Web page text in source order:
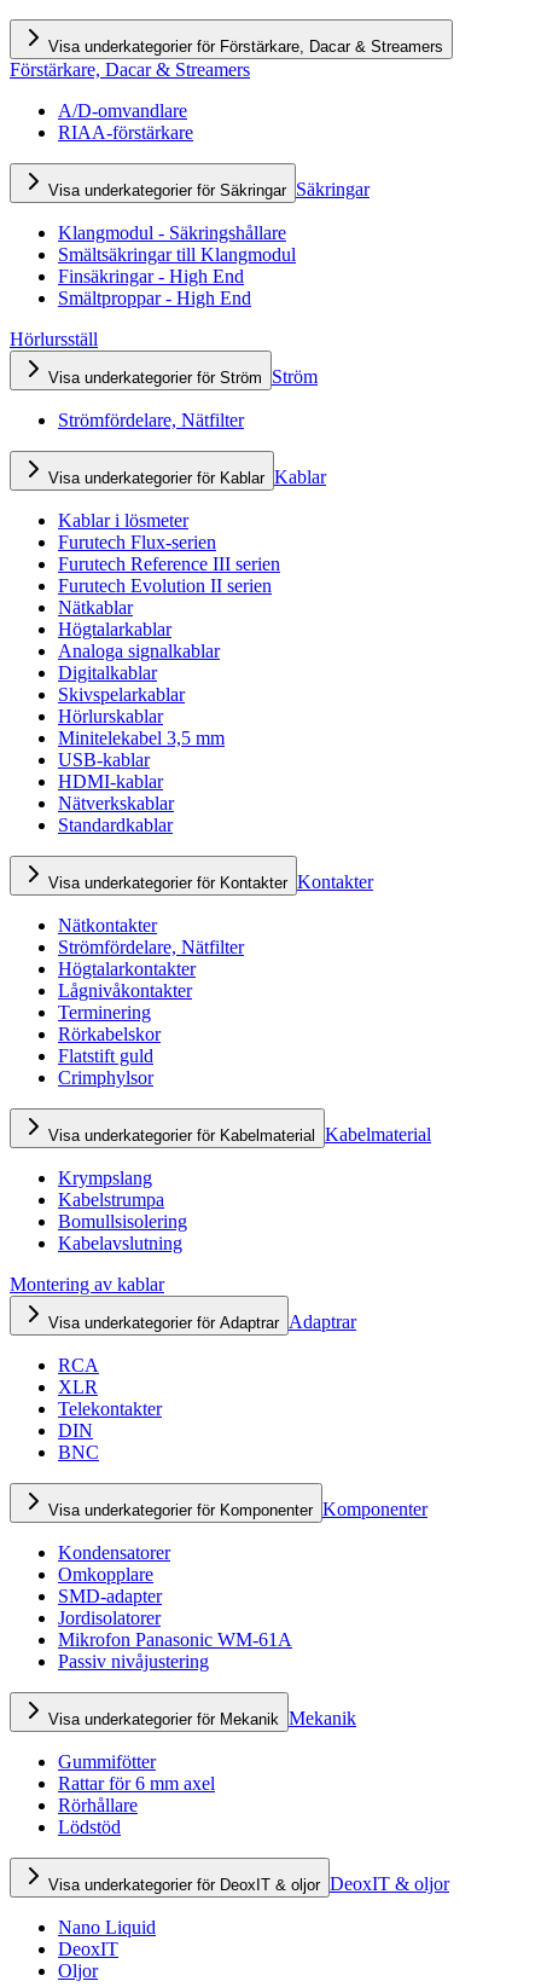
Visa underkategorier för Förstärkare, Dacar & Streamers
Förstärkare, Dacar & Streamers
A/D-omvandlare
RIAA-förstärkare
Visa underkategorier för Säkringar Säkringar
Klangmodul - Säkringshållare
Smältsäkringar till Klangmodul
Finsäkringar - High End
Smältproppar - High End
Hörlursställ
Visa underkategorier för Ström Ström
Strömfördelare, Nätfilter
Visa underkategorier för Kablar Kablar
Kablar i lösmeter
Furutech Flux-serien
Furutech Reference III serien
Furutech Evolution II serien
Nätkablar
Högtalarkablar
Analoga signalkablar
Digitalkablar
Skivspelarkablar
Hörlurskablar
Minitelekabel 3,5 mm
USB-kablar
HDMI-kablar
Nätverkskablar
Standardkablar
Visa underkategorier för Kontakter Kontakter
Nätkontakter
Strömfördelare, Nätfilter
Högtalarkontakter
Lågnivåkontakter
Terminering
Rörkabelskor
Flatstift guld
Crimphylsor
Visa underkategorier för Kabelmaterial Kabelmaterial
Krympslang
Kabelstrumpa
Bomullsisolering
Kabelavslutning
Montering av kablar
Visa underkategorier för Adaptrar Adaptrar
RCA
XLR
Telekontakter
DIN
BNC
Visa underkategorier för Komponenter Komponenter
Kondensatorer
Omkopplare
SMD-adapter
Jordisolatorer
Mikrofon Panasonic WM-61A
Passiv nivåjustering
Visa underkategorier för Mekanik Mekanik
Gummifötter
Rattar för 6 mm axel
Rörhållare
Lödstöd
Visa underkategorier för DeoxIT & oljor DeoxIT & oljor
Nano Liquid
DeoxIT
Oljor